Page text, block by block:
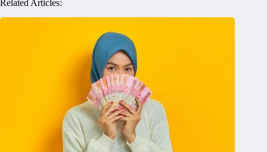
Related Articles: